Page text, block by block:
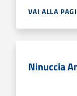
VAI ALLA
Ninuccia